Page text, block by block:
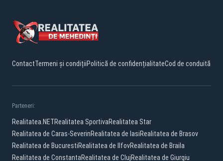
ContactTermeni și condițiiPolitică de confidențialitateCod de conduită
Parteneri:
Realitatea.NETRealitatea SportivaRealitatea Star
Realitatea de Caras-SeverinRealitatea de IasiRealitatea de Brasov
Realitatea de BucurestiRealitatea de IlfovRealitatea de Braila
Realitatea de ConstantaRealitatea de ClujRealitatea de Giurgiu